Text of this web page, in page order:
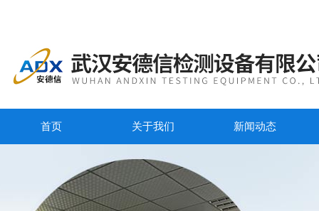
首页 关于我们 新闻动态